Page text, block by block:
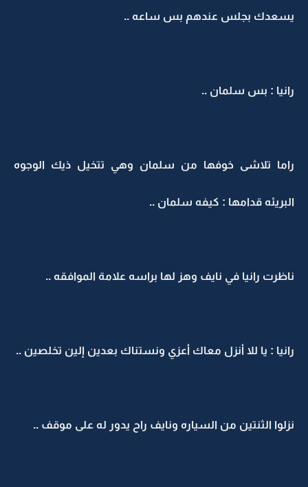
يسعدك بجلس عندهم بس ساعه ..
رانيا : بس سلمان ..
راما تلاشى خوفها من سلمان وهي تتخيل ذيك الوجوه
البريئه قدامها : كيفه سلمان ..
ناظرت رانيا في نايف وهز لها براسه علامة الموافقه ..
رانيا : يا للا أنزل معاك أعزي ونستناك بعدين إلين تخلصين ..
نزلوا الثنتين من السياره ونايف راح يدور له على موقف ..